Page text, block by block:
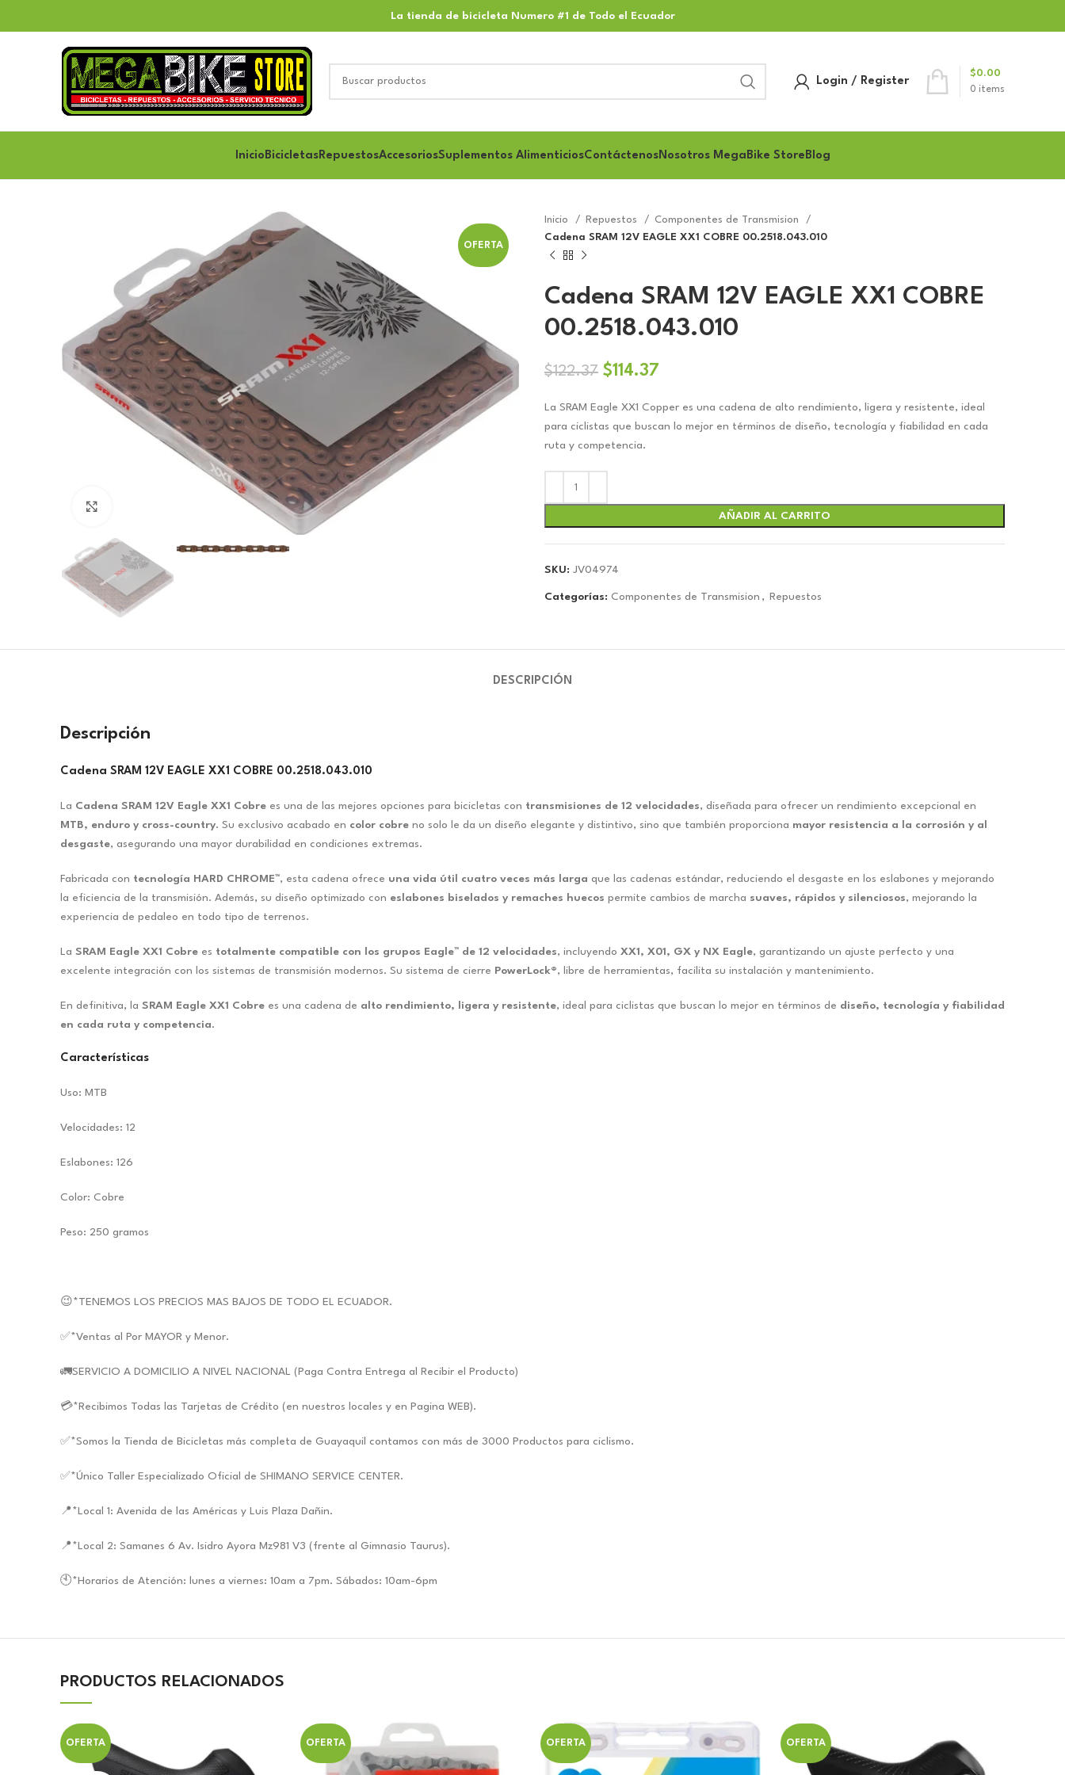
La tienda de bicicleta Numero #1 de Todo el Ecuador
Login / Register
0 items
$0.00
Inicio BicicletasRepuestosAccesoriosSuplementos AlimenticiosContáctenosNosotros MegaBike Store Blog
OFERTA
Inicio Repuestos
Componentes de Transmision
Cadena SRAM 12V EAGLE XX1 COBRE 00.2518.043.010
Cadena SRAM 12V EAGLE XX1 COBRE
00.2518.043.010
$122.37 El
original
era:
$114.37
actual
es:
La SRAM Eagle XX1 Copper es una cadena de alto rendimiento, ligera y resistente, ideal
para ciclistas que buscan lo mejor en términos de diseño, tecnología y fiabilidad en cada
ruta y competencia.
AÑADIR AL CARRITO
SKU: JV04974
Categorías: Componentes de Transmision , Repuestos
DESCRIPCIÓN
Descripción
Cadena SRAM 12V EAGLE XX1 COBRE 00.2518.043.010
La Cadena SRAM 12V Eagle XX1 Cobre es una de las mejores opciones para bicicletas con transmisiones de 12 velocidades, diseñada para ofrecer un rendimiento excepcional en
MTB, enduro y cross-country. Su exclusivo acabado en color cobre no solo le da un diseño elegante y distintivo, sino que también proporciona mayor resistencia a la corrosión y al
desgaste, asegurando una mayor durabilidad en condiciones extremas.
Fabricada con tecnología HARD CHROME™, esta cadena ofrece una vida útil cuatro veces más larga que las cadenas estándar, reduciendo el desgaste en los eslabones y mejorando
la eficiencia de la transmisión. Además, su diseño optimizado con eslabones biselados y remaches huecos permite cambios de marcha suaves, rápidos y silenciosos, mejorando la
experiencia de pedaleo en todo tipo de terrenos.
La SRAM Eagle XX1 Cobre es totalmente compatible con los grupos Eagle™ de 12 velocidades, incluyendo XX1, X01, GX y NX Eagle, garantizando un ajuste perfecto y una
excelente integración con los sistemas de transmisión modernos. Su sistema de cierre PowerLock®, libre de herramientas, facilita su instalación y mantenimiento.
En definitiva, la SRAM Eagle XX1 Cobre es una cadena de alto rendimiento, ligera y resistente, ideal para ciclistas que buscan lo mejor en términos de diseño, tecnología y fiabilidad
en cada ruta y competencia.
Características
Uso: MTB
Velocidades: 12
Eslabones: 126
Color: Cobre
Peso: 250 gramos
😉*TENEMOS LOS PRECIOS MAS BAJOS DE TODO EL ECUADOR.
✅*Ventas al Por MAYOR y Menor.
🚛SERVICIO A DOMICILIO A NIVEL NACIONAL (Paga Contra Entrega al Recibir el Producto)
💳*Recibimos Todas las Tarjetas de Crédito (en nuestros locales y en Pagina WEB).
✅*Somos la Tienda de Bicicletas más completa de Guayaquil contamos con más de 3000 Productos para ciclismo.
✅*Único Taller Especializado Oficial de SHIMANO SERVICE CENTER.
📍*Local 1: Avenida de las Américas y Luis Plaza Dañin.
📍*Local 2: Samanes 6 Av. Isidro Ayora Mz981 V3 (frente al Gimnasio Taurus).
🕙*Horarios de Atención: lunes a viernes: 10am a 7pm. Sábados: 10am-6pm
PRODUCTOS RELACIONADOS
OFERTA OFERTA OFERTA OFERTA